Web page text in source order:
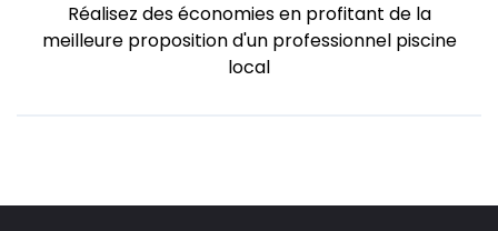
Réalisez des économies en profitant de la
meilleure proposition d'un professionnel piscine
local